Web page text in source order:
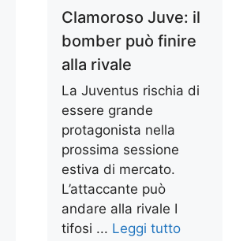
Clamoroso Juve: il
bomber può finire
alla rivale
La Juventus rischia di
essere grande
protagonista nella
prossima sessione
estiva di mercato.
L’attaccante può
andare alla rivale I
tifosi ... Leggi tutto